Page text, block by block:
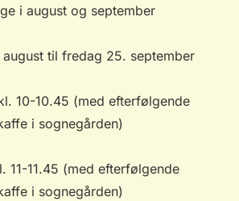
i august og september
august til fredag 25. september
10-10.45 (med efterfølgende
i sognegården)
11-11.45 (med efterfølgende
i sognegården)